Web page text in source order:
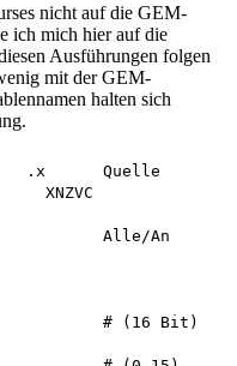
nicht auf die GEM-
ich mich hier auf die
Ausführungen folgen
mit der GEM-
halten sich
.x      Quelle
Alle/An
# (16 Bit)